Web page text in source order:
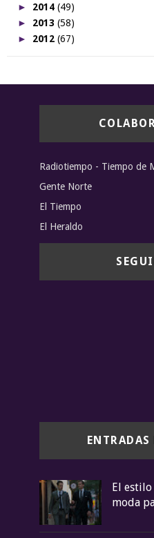
► 2014 (49)
► 2013 (58)
► 2012 (67)
Radiotiempo - Tiempo de
Gente Norte
El Tiempo
El Heraldo
ENTRADAS
El
moda